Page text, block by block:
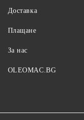
Доставка
Плащане
За нас
OLEOMAC.BG